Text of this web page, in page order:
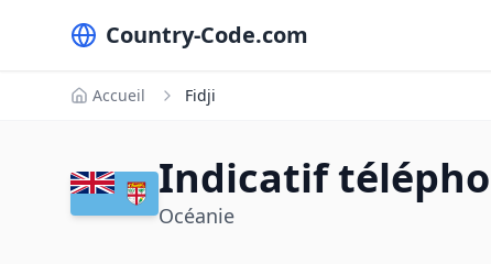
Country-Code.com
Accueil Fidji
Indicatif
Océanie